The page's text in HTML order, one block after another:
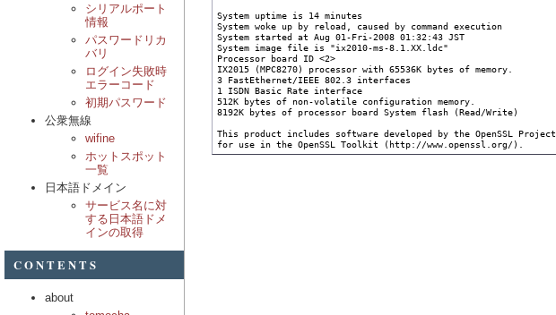
シリアルポート
情報
パスワードリカ
バリ
ログイン失敗時
エラーコード
初期パスワード
公衆無線
wifine
ホットスポット
一覧
日本語ドメイン
サービス名に対
する日本語ドメ
インの取得
CONTENTS
about
System uptime is 14 minutes
System woke up by reload, caused by command execution
System started at Aug 01-Fri-2008 01:32:43 JST
System image file is "ix2010-ms-8.1.XX.ldc"
Processor board ID <2>
IX2015 (MPC8270) processor with 65536K bytes of memory.
3 FastEthernet/IEEE 802.3 interfaces
1 ISDN Basic Rate interface
512K bytes of non-volatile configuration memory.
8192K bytes of processor board System flash (Read/Write)
This product includes software developed by the OpenSSL Project
for use in the OpenSSL Toolkit (http://www.openssl.org/).